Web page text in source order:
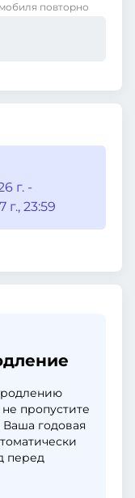
повторно
г. -
23:59
пропустите
Ваша годовая
перед